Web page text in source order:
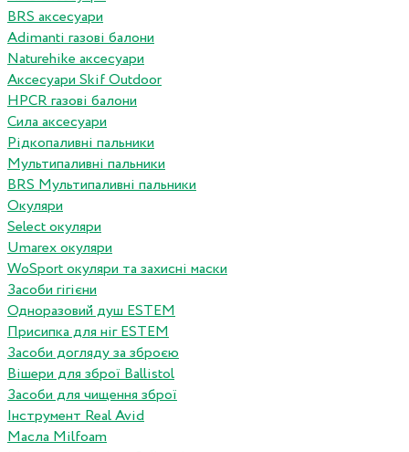
BRS аксесуари
Adimanti газові балони
Naturehike аксесуари
Аксесуари Skif Outdoor
HPCR газові балони
Сила аксесуари
Рідкопаливні пальники
Мультипаливні пальники
BRS Мультипаливні пальники
Окуляри
Select окуляри
Umarex окуляри
WoSport окуляри та захисні маски
Засоби гігієни
Одноразовий душ ESTEM
Присипка для ніг ESTEM
Засоби догляду за зброєю
Вішери для зброї Ballistol
Засоби для чищення зброї
Інструмент Real Avid
Масла Milfoam